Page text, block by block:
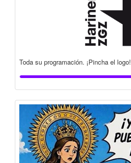
Toda su programación. ¡Pincha el logo!